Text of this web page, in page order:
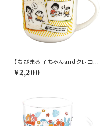
【ちびまる子ちゃんandクレヨン
しんちゃん】マグ(コミック)【CM
CS10】4979855123171
¥2,200